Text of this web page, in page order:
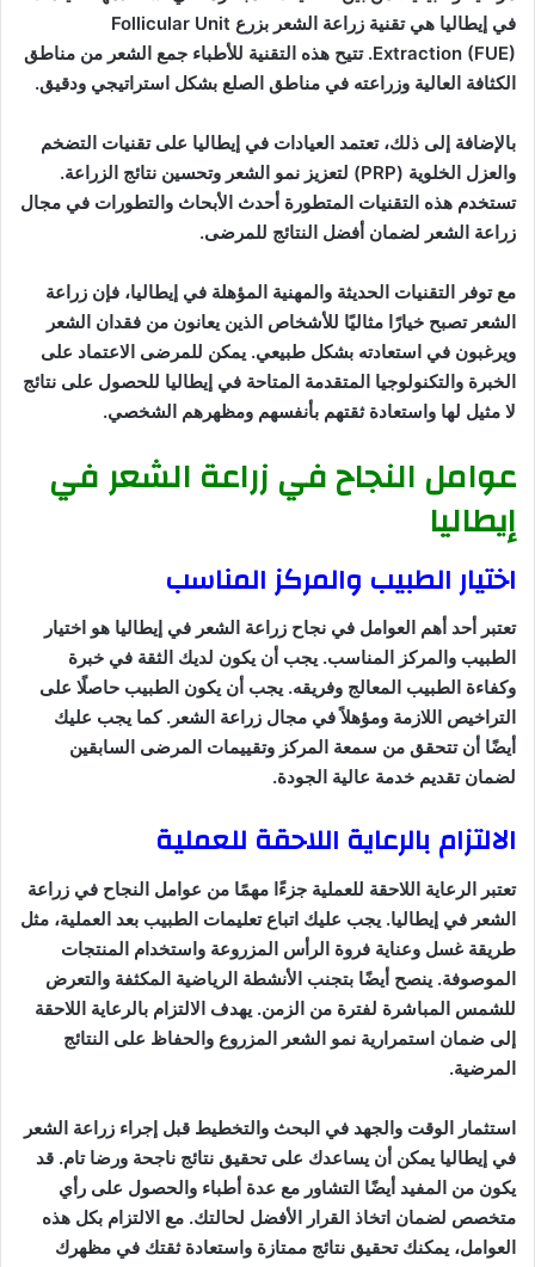
في إيطاليا هي تقنية زراعة الشعر بزرع Follicular Unit
Extraction (FUE). تتيح هذه التقنية للأطباء جمع الشعر من مناطق
الكثافة العالية وزراعته في مناطق الصلع بشكل استراتيجي ودقيق.
بالإضافة إلى ذلك، تعتمد العيادات في إيطاليا على تقنيات التضخم
والعزل الخلوية (PRP) لتعزيز نمو الشعر وتحسين نتائج الزراعة.
تستخدم هذه التقنيات المتطورة أحدث الأبحاث والتطورات في مجال
زراعة الشعر لضمان أفضل النتائج للمرضى.
مع توفر التقنيات الحديثة والمهنية المؤهلة في إيطاليا، فإن زراعة
الشعر تصبح خيارًا مثاليًا للأشخاص الذين يعانون من فقدان الشعر
ويرغبون في استعادته بشكل طبيعي. يمكن للمرضى الاعتماد على
الخبرة والتكنولوجيا المتقدمة المتاحة في إيطاليا للحصول على نتائج
لا مثيل لها واستعادة ثقتهم بأنفسهم ومظهرهم الشخصي.
عوامل النجاح في زراعة الشعر في
إيطاليا
اختيار الطبيب والمركز المناسب
تعتبر أحد أهم العوامل في نجاح زراعة الشعر في إيطاليا هو اختيار
الطبيب والمركز المناسب. يجب أن يكون لديك الثقة في خبرة
وكفاءة الطبيب المعالج وفريقه. يجب أن يكون الطبيب حاصلًا على
التراخيص اللازمة ومؤهلاً في مجال زراعة الشعر. كما يجب عليك
أيضًا أن تتحقق من سمعة المركز وتقييمات المرضى السابقين
لضمان تقديم خدمة عالية الجودة.
الالتزام بالرعاية اللاحقة للعملية
تعتبر الرعاية اللاحقة للعملية جزءًا مهمًا من عوامل النجاح في زراعة
الشعر في إيطاليا. يجب عليك اتباع تعليمات الطبيب بعد العملية، مثل
طريقة غسل وعناية فروة الرأس المزروعة واستخدام المنتجات
الموصوفة. ينصح أيضًا بتجنب الأنشطة الرياضية المكثفة والتعرض
للشمس المباشرة لفترة من الزمن. يهدف الالتزام بالرعاية اللاحقة
إلى ضمان استمرارية نمو الشعر المزروع والحفاظ على النتائج
المرضية.
استثمار الوقت والجهد في البحث والتخطيط قبل إجراء زراعة الشعر
في إيطاليا يمكن أن يساعدك على تحقيق نتائج ناجحة ورضا تام. قد
يكون من المفيد أيضًا التشاور مع عدة أطباء والحصول على رأي
متخصص لضمان اتخاذ القرار الأفضل لحالتك. مع الالتزام بكل هذه
العوامل، يمكنك تحقيق نتائج ممتازة واستعادة ثقتك في مظهرك